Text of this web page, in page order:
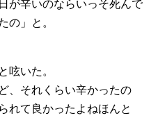
が辛いのならいっそ死んで
の」と。
呟いた。
、それくらい辛かったの
れて良かったよねほんと